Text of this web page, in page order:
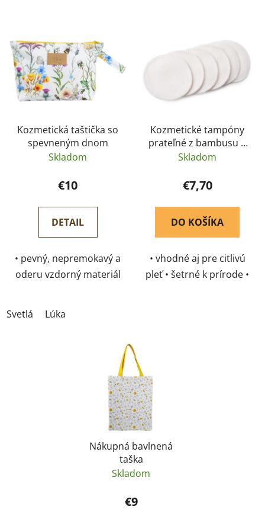
Kozmetická taštička so
spevneným dnom
Skladom
€10
DETAIL
• pevný, nepremokavý a
oderu vzdorný materiál
Svetlá Lúka
Kozmetické tampóny
prateľné z bambusu a
biobavlny 6 ks
Skladom
€7,70
DO KOŠÍKA
• vhodné aj pre citlivú
pleť • šetrné k prírode •
Nákupná bavlnená
taška
Skladom
€9